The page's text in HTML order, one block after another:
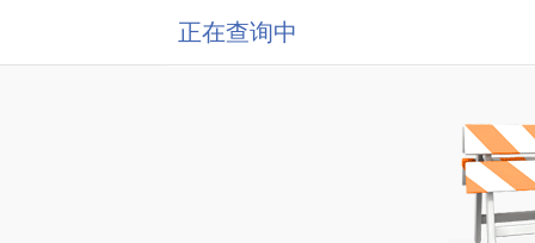
正在查询中